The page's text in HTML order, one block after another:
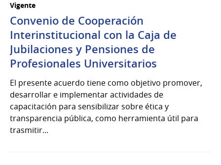
Vigente
Convenio de Cooperación
Interinstitucional con la Caja de
Jubilaciones y Pensiones de
Profesionales Universitarios
El presente acuerdo tiene como objetivo promover,
desarrollar e implementar actividades de
capacitación para sensibilizar sobre ética y
transparencia pública, como herramienta útil para
trasmitir...